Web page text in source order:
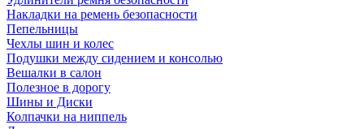
Накладки на ремень безопасности
Пепельницы
Чехлы шин и колес
Подушки между сидением и консолью
Вешалки в салон
Полезное в дорогу
Шины и Диски
Колпачки на ниппель